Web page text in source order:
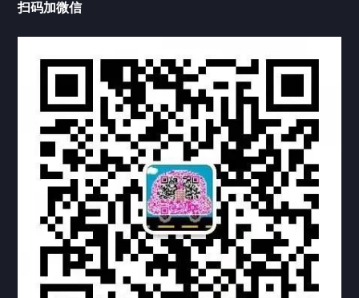
热门标签 TAG
机构链接
联系方式 关于我们
下载与支持
资料下载 视频中心
常见问题
购买流程 版权条款
扫码加微信